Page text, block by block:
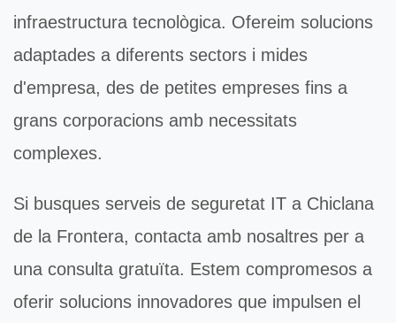
infraestructura tecnològica. Ofereim solucions
adaptades a diferents sectors i mides
d'empresa, des de petites empreses fins a
grans corporacions amb necessitats
complexes.
Si busques serveis de seguretat IT a Chiclana
de la Frontera, contacta amb nosaltres per a
una consulta gratuïta. Estem compromesos a
oferir solucions innovadores que impulsen el